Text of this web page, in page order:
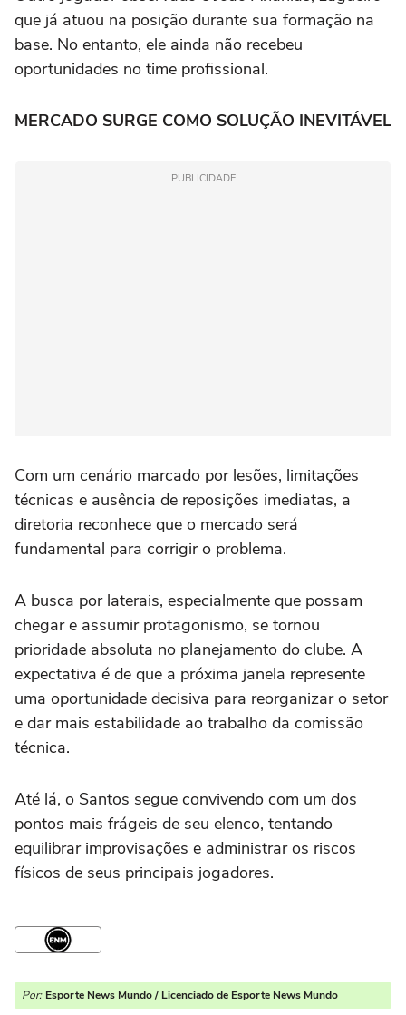
que já atuou na posição durante sua formação na
base. No entanto, ele ainda não recebeu
oportunidades no time profissional.
MERCADO SURGE COMO SOLUÇÃO INEVITÁVEL
PUBLICIDADE
Com um cenário marcado por lesões, limitações
técnicas e ausência de reposições imediatas, a
diretoria reconhece que o mercado será
fundamental para corrigir o problema.
A busca por laterais, especialmente que possam
chegar e assumir protagonismo, se tornou
prioridade absoluta no planejamento do clube. A
expectativa é de que a próxima janela represente
uma oportunidade decisiva para reorganizar o setor
e dar mais estabilidade ao trabalho da comissão
técnica.
Até lá, o Santos segue convivendo com um dos
pontos mais frágeis de seu elenco, tentando
equilibrar improvisações e administrar os riscos
físicos de seus principais jogadores.
Por: Esporte News Mundo / Licenciado de Esporte News Mundo